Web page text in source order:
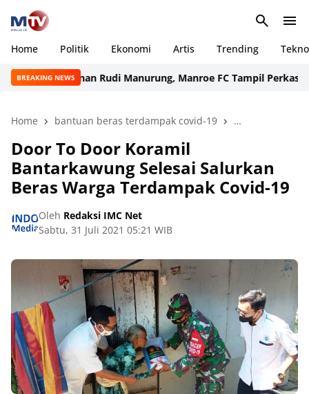
Home Politik Ekonomi Artis Trending Tekno
BREAKING NEWS
Kepemimpinan Rudi Manurung, Manroe FC Tampil Perkasa
Home bantuan beras terdampak covid-19 Penyaluran
Door To Door Koramil
Bantarkawung Selesai Salurkan
Beras Warga Terdampak Covid-19
Oleh Redaksi IMC Net
Sabtu, 31 Juli 2021 05:21 WIB